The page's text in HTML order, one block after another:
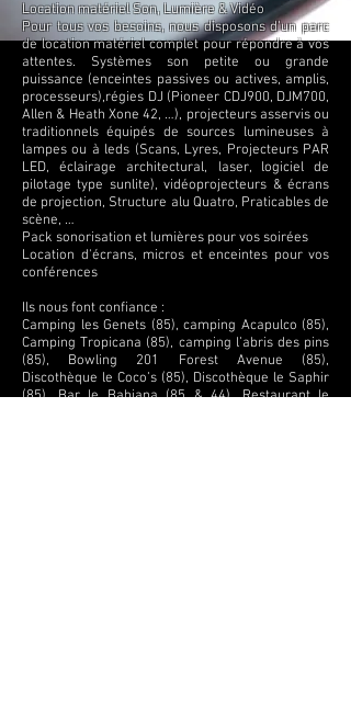
Location matériel Son, Lumière & Vidéo
Pour tous vos besoins, nous disposons d’un parc
de location matériel complet pour répondre à vos
attentes. Systèmes son petite ou grande
puissance (enceintes passives ou actives, amplis,
processeurs),régies DJ (Pioneer CDJ900, DJM700,
Allen & Heath Xone 42, …), projecteurs asservis ou
traditionnels équipés de sources lumineuses à
lampes ou à leds (Scans, Lyres, Projecteurs PAR
LED, éclairage architectural, laser, logiciel de
pilotage type sunlite), vidéoprojecteurs & écrans
de projection, Structure alu Quatro, Praticables de
scène, …
Pack sonorisation et lumières pour vos soirées
Location d'écrans, micros et enceintes pour vos
conférences
Ils nous font confiance :
Camping les Genets (85), camping Acapulco (85),
Camping Tropicana (85), camping l’abris des pins
(85), Bowling 201 Forest Avenue (85),
Discothèque le Coco’s (85), Discothèque le Saphir
(85), Bar le Bahiana (85 & 44), Restaurant le